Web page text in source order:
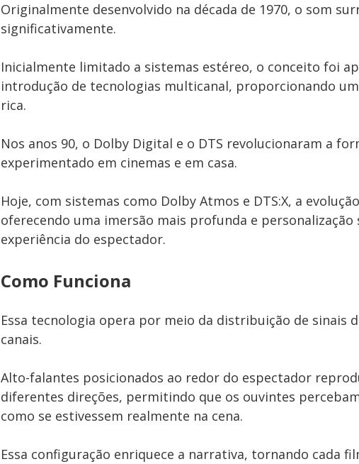
Originalmente desenvolvido na década de 1970, o som
significativamente.
Inicialmente limitado a sistemas estéreo, o conceito foi
introdução de tecnologias multicanal, proporcionando
rica.
Nos anos 90, o Dolby Digital e o DTS revolucionaram a
experimentado em cinemas e em casa.
Hoje, com sistemas como Dolby Atmos e DTS:X, a
oferecendo uma imersão mais profunda e personalização
experiência do espectador.
Como Funciona
Essa tecnologia opera por meio da distribuição de sinais
canais.
Alto-falantes posicionados ao redor do espectador
diferentes direções, permitindo que os ouvintes
como se estivessem realmente na cena.
Essa configuração enriquece a narrativa, tornando cada